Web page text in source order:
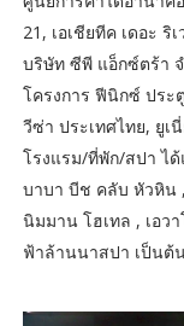
21, เอเชียทีค เดอะ
บริษัท ซีพี แอ็กซ์ตร้า จ
โครงการ ฟีนิกซ์ ประ
วีซ่า ประเทศไทย, ยู
โรงแรม/ที่พัก/สปา ไ
บาบา บีช คลับ หัวหิน ,
นิมมาน โฮเทล , เอว
ฟ้าล้านนาสปา เป็นต้